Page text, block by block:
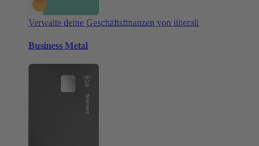
Verwalte deine Geschäftsfinanzen von überall
Business Metal